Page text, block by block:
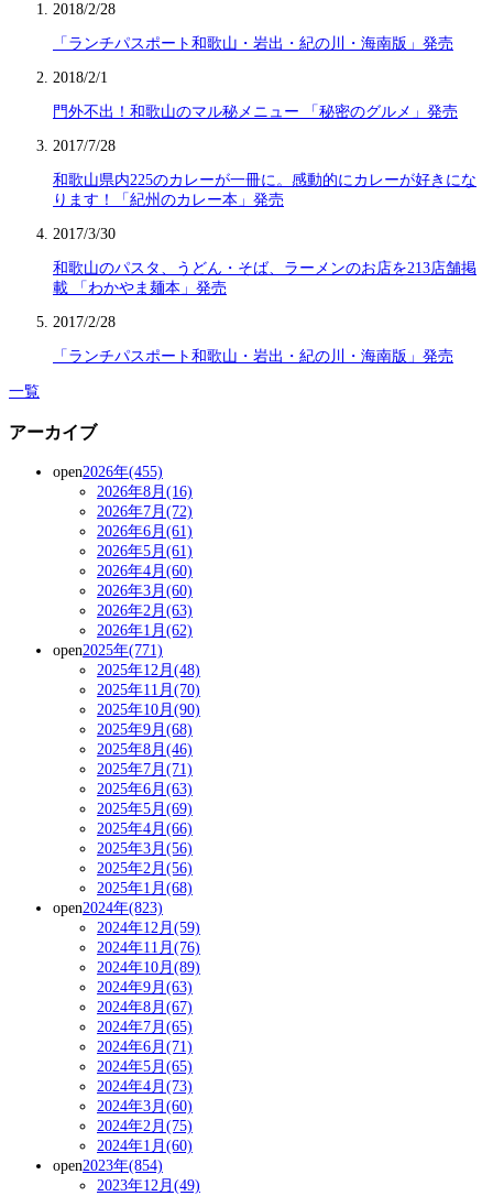
2018/2/28
「ランチパスポート和歌山・岩出・紀の川・海南版」発売
2018/2/1
門外不出！和歌山のマル秘メニュー 「秘密のグルメ」発売
2017/7/28
和歌山県内225のカレーが一冊に。感動的にカレーが好きにな
ります！「紀州のカレー本」発売
2017/3/30
和歌山のパスタ、うどん・そば、ラーメンのお店を213店舗掲
載 「わかやま麺本」発売
2017/2/28
「ランチパスポート和歌山・岩出・紀の川・海南版」発売
一覧
アーカイブ
open2026年(455)
2026年8月(16)
2026年7月(72)
2026年6月(61)
2026年5月(61)
2026年4月(60)
2026年3月(60)
2026年2月(63)
2026年1月(62)
open2025年(771)
2025年12月(48)
2025年11月(70)
2025年10月(90)
2025年9月(68)
2025年8月(46)
2025年7月(71)
2025年6月(63)
2025年5月(69)
2025年4月(66)
2025年3月(56)
2025年2月(56)
2025年1月(68)
open2024年(823)
2024年12月(59)
2024年11月(76)
2024年10月(89)
2024年9月(63)
2024年8月(67)
2024年7月(65)
2024年6月(71)
2024年5月(65)
2024年4月(73)
2024年3月(60)
2024年2月(75)
2024年1月(60)
open2023年(854)
2023年12月(49)